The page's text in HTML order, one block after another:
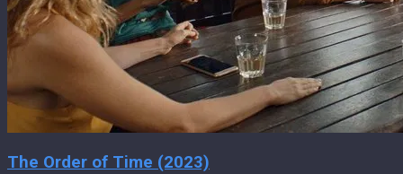
The Order of Time (2023)